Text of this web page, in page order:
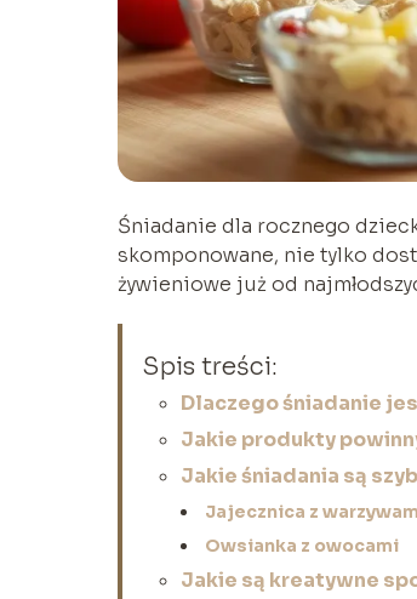
Śniadanie dla rocznego
skomponowane, nie tylko
żywieniowe już od
Spis treści:
Dlaczego śniadanie
Jakie produkty
Jakie śniadania są
Jajecznica z
Owsianka z owocami
Jakie są kreatywne